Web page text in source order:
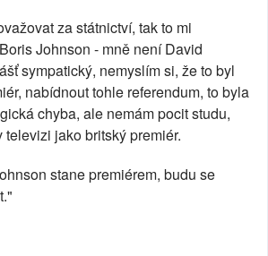
za státnictví, tak to mi
Johnson - mně není David
sympatický, nemyslím si, že to byl
nabídnout tohle referendum, to byla
chyba, ale nemám pocit studu,
televizi jako britský premiér.
stane premiérem, budu se